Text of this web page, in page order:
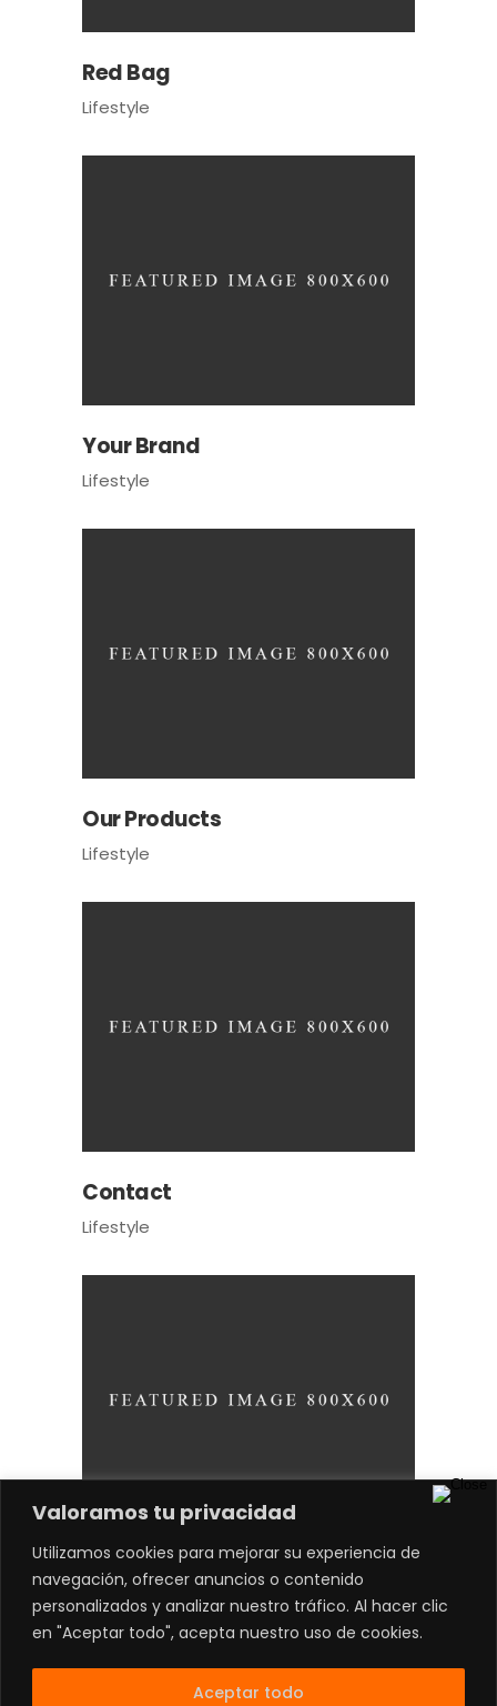
Valoramos tu privacidad
Utilizamos cookies para mejorar su experiencia de
navegación, ofrecer anuncios o contenido
personalizados y analizar nuestro tráfico. Al hacer clic
en "Aceptar todo", acepta nuestro uso de cookies.
Aceptar todo
Red Bag
Lifestyle
Your Brand
Lifestyle
Our Products
Lifestyle
Contact
Lifestyle
Our Merch
Lifestyle